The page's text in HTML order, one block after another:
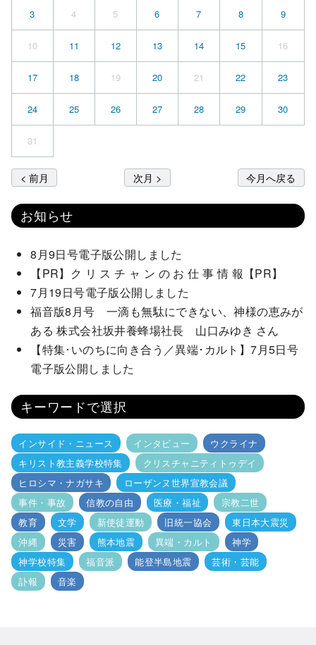
3 4 5 6 7 8 9
10 11 12 13 14 15 16
17 18 19 20 21 22 23
24 25 26 27 28 29 30
31
< 前月 次月 > 今月へ戻る
お知らせ
8月9日号電子版公開しました
【PR】ク リ ス チ ャ ン の お 仕 事 情 報【PR】
7月19日号電子版公開しました
福音版8月号 一滴も無駄にできない、神様の恵みが
ある 株式会社坂井養蜂場社長 山口みゆき さん
【特集･いのちに向き合う／異端･カルト】7月5日号
電子版公開しました
キーワードで選択
インサイド・ニュース インタビュー
ウクライナ
キリスト教主義学校特集
クリスチャニティトゥデイ
ヒロシマ・ナガサキ
ローザンヌ世界宣教会議
事件・事故
信教の自由 医療・福祉
宗教二世
教育
文学 新使徒運動 旧統一協会
東日本大震災
沖縄
災害 熊本地震 異端・カルト
神学
神学校特集
福音派 能登半島地震
芸術・芸能
訃報
音楽